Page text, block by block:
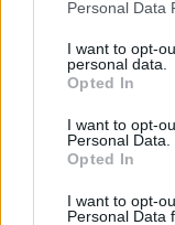
Personal Data
I want to opt-
personal data.
Opted In
I want to opt-
Personal Data.
Opted In
I want to opt-
Personal Data